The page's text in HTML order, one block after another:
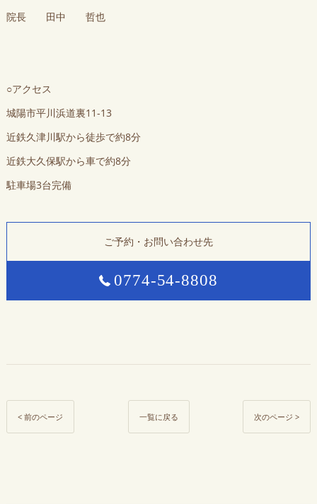
院長 田中 哲也
○アクセス
城陽市平川浜道裏11-13
近鉄久津川駅から徒歩で約8分
近鉄大久保駅から車で約8分
駐車場3台完備
ご予約・お問い合わせ先
0774-54-8808
< 前のページ 一覧に戻る 次のページ >